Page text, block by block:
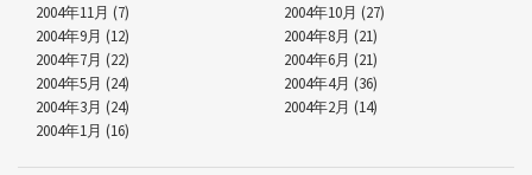
2004年11月 (7)
2004年10月 (27)
2004年9月 (12)
2004年8月 (21)
2004年7月 (22)
2004年6月 (21)
2004年5月 (24)
2004年4月 (36)
2004年3月 (24)
2004年2月 (14)
2004年1月 (16)